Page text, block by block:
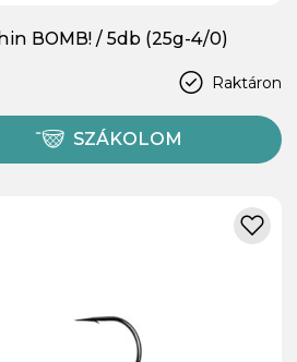
BOMB! / 5db (25g-4/0)
Raktáron
SZÁKOLOM